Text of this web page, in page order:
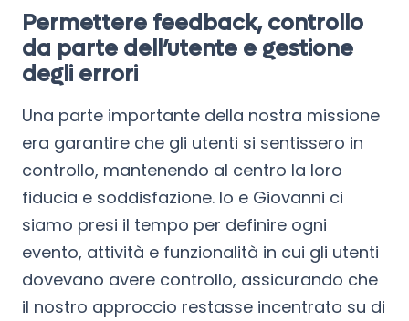
Permettere feedback, controllo
da parte dell’utente e gestione
degli errori
Una parte importante della nostra missione
era garantire che gli utenti si sentissero in
controllo, mantenendo al centro la loro
fiducia e soddisfazione. Io e Giovanni ci
siamo presi il tempo per definire ogni
evento, attività e funzionalità in cui gli utenti
dovevano avere controllo, assicurando che
il nostro approccio restasse incentrato su di